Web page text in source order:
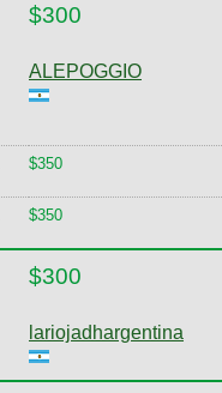
$300
ALEPOGGIO
$350
$350
$300
lariojadhargentina